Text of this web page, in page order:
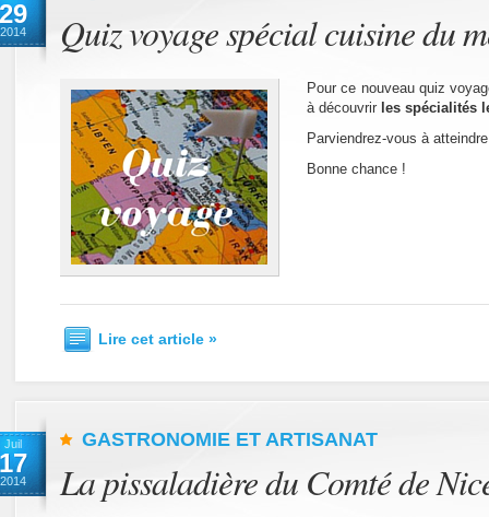
29
2014 Quiz voyage spécial cuisine du
Pour ce nouveau quiz
à découvrir les spécialités
Parviendrez-vous à
Bonne chance !
Lire cet article »
Juil
17
2014
GASTRONOMIE ET ARTISANAT
La pissaladière du Comté de